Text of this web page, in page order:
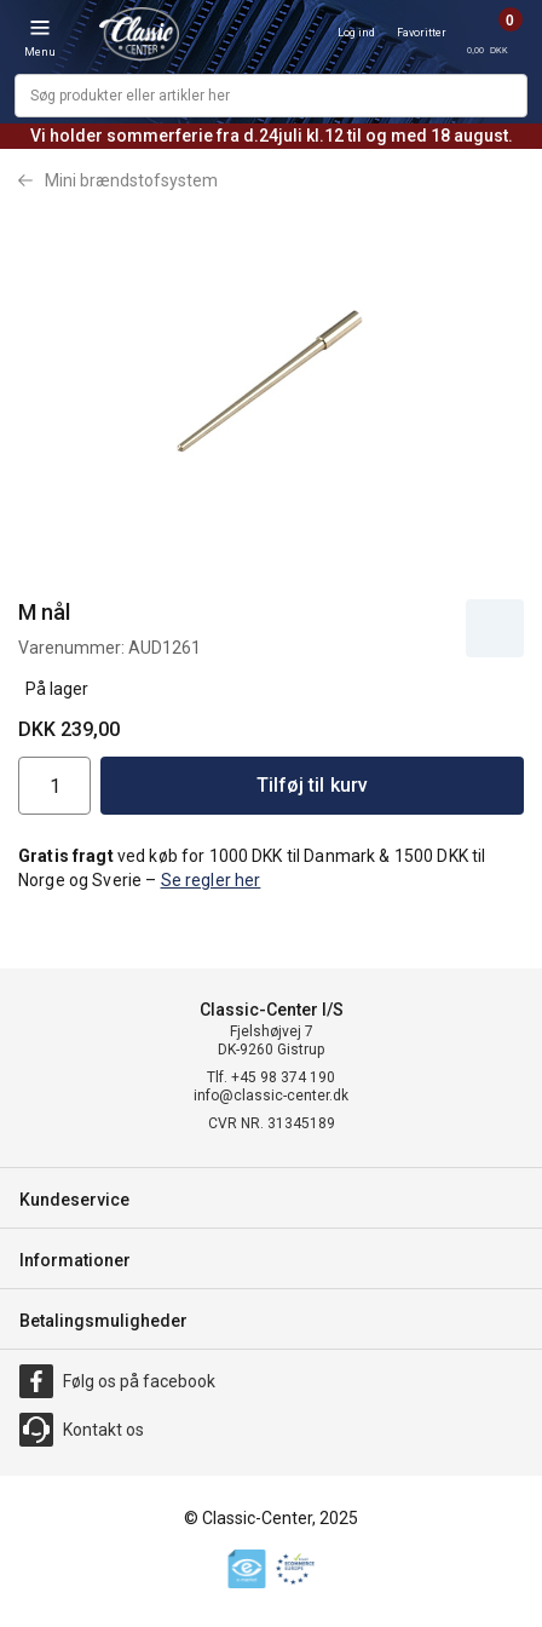
Vi holder sommerferie fra d.24juli kl.12 til og med 18 august.
Menu
Log ind Favoritter
0
0,00 DKK
Mini brændstofsystem
M nål
Varenummer: AUD1261
På lager
DKK 239,00
Tilføj til kurv
Gratis fragtved køb for 1000 DKK til Danmark & 1500 DKK til
Norge og Sverie – Se regler her
Classic-Center I/S
Fjelshøjvej 7
DK-9260 Gistrup
Tlf. +45 98 374 190
info@classic-center.dk
CVR NR. 31345189
Kundeservice
Informationer
Betalingsmuligheder
Følg os på facebook
Kontakt os
© Classic-Center, 2025